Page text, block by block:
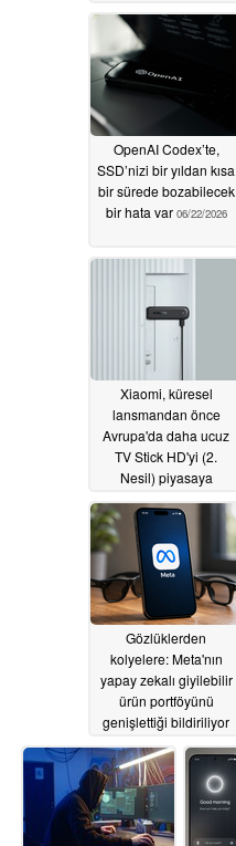
çıktı
06/30/2026
OpenAI Codex’te,
SSD’nizi bir yıldan kısa
bir sürede bozabilecek
bir hata var 06/22/2026
Xiaomi, küresel
lansmandan önce
Avrupa'da daha ucuz
TV Stick HD'yi (2.
Nesil) piyasaya
06/03/2026
Gözlüklerden
kolyelere: Meta'nın
yapay zekalı giyilebilir
ürün portföyünü
genişlettiği bildiriliyor
06/02/2026